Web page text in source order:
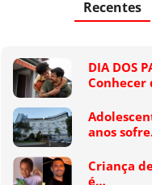
Recentes
DIA DOS
anos
Criança
é…